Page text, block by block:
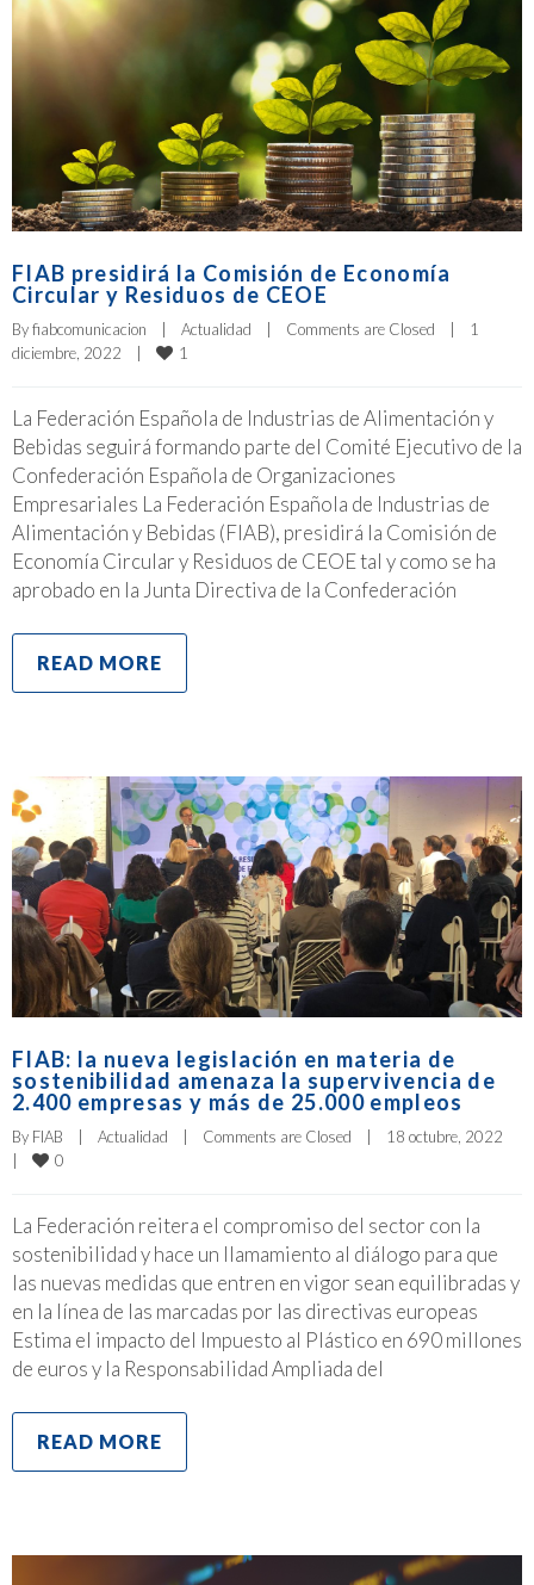
FIAB presidirá la Comisión de Economía
Circular y Residuos de CEOE
By fiabcomunicacion Actualidad Comments are Closed
1
diciembre, 2022
1
La Federación Española de Industrias de Alimentación y
Bebidas seguirá formando parte del Comité Ejecutivo de la
Confederación Española de Organizaciones
Empresariales La Federación Española de Industrias de
Alimentación y Bebidas (FIAB), presidirá la Comisión de
Economía Circular y Residuos de CEOE tal y como se ha
aprobado en la Junta Directiva de la Confederación
READ MORE
FIAB: la nueva legislación en materia de
sostenibilidad amenaza la supervivencia de
2.400 empresas y más de 25.000 empleos
By FIAB | Actualidad | Comments are Closed |
|
0
La Federación reitera el compromiso del sector con la
sostenibilidad y hace un llamamiento al diálogo para que
las nuevas medidas que entren en vigor sean equilibradas y
en la línea de las marcadas por las directivas europeas
Estima el impacto del Impuesto al Plástico en 690 millones
de euros y la Responsabilidad Ampliada del
READ MORE